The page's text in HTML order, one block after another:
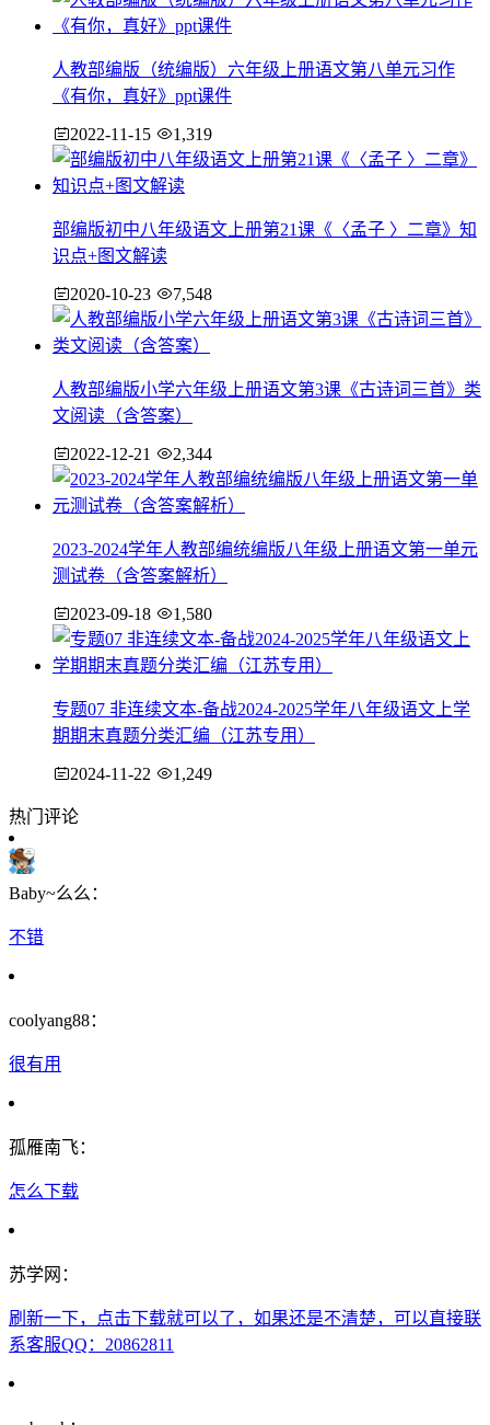
人教部编版（统编版）六年级上册语文第八单元习作
《有你，真好》ppt课件
2022-11-15 1,319
部编版初中八年级语文上册第21课《〈孟子 〉二章》知
识点+图文解读
2020-10-23 7,548
人教部编版小学六年级上册语文第3课《古诗词三首》类
文阅读（含答案）
2022-12-21 2,344
2023-2024学年人教部编统编版八年级上册语文第一单元
测试卷（含答案解析）
2023-09-18 1,580
专题07 非连续文本-备战2024-2025学年八年级语文上学
期期末真题分类汇编（江苏专用）
2024-11-22 1,249
热门评论
Baby~么么：
不错
coolyang88：
很有用
孤雁南飞：
怎么下载
苏学网：
刷新一下，点击下载就可以了，如果还是不清楚，可以直接联
系客服QQ：20862811